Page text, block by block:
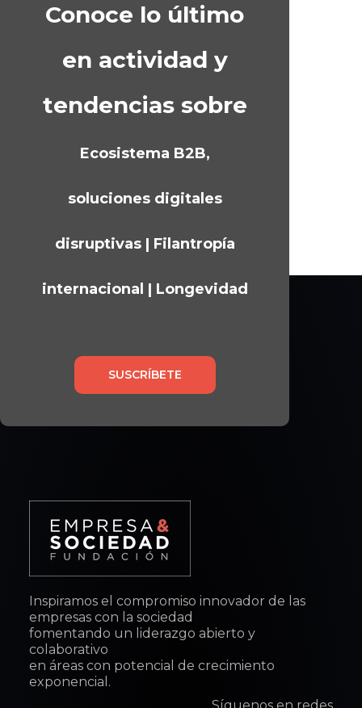
Conoce lo último
en actividad y
tendencias sobre
Ecosistema B2B,
soluciones digitales
disruptivas | Filantropía
internacional | Longevidad
SUSCRÍBETE
Inspiramos el compromiso innovador de las
empresas con la sociedad
fomentando un liderazgo abierto y
colaborativo
en áreas con potencial de crecimiento
exponencial.
Síguenos en redes